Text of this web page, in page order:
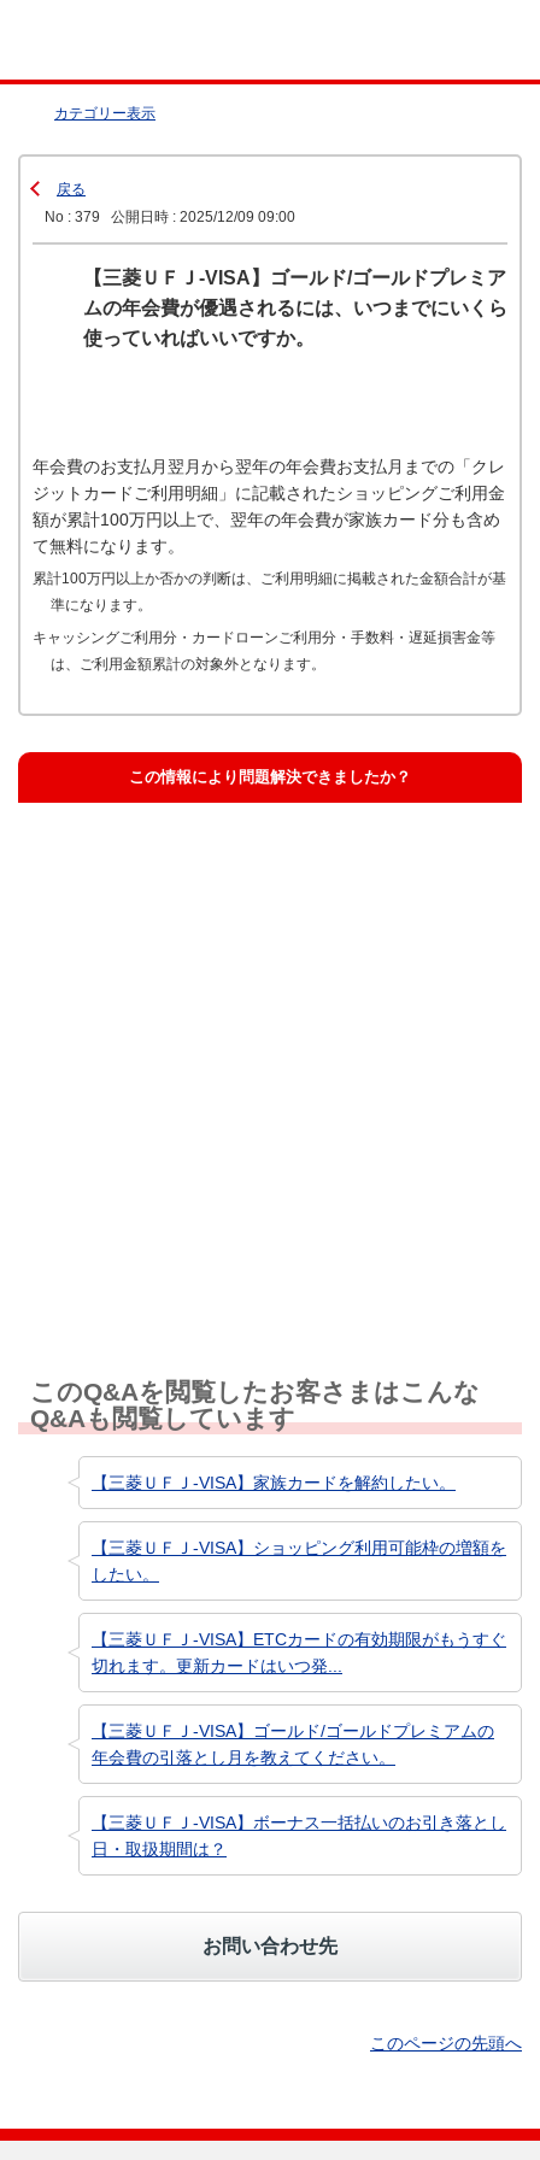
カテゴリー表示
戻る
No : 379
公開日時 : 2025/12/09 09:00
【三菱ＵＦＪ-VISA】ゴールド/ゴールドプレミア
ムの年会費が優遇されるには、いつまでにいくら
使っていればいいですか。
年会費のお支払月翌月から翌年の年会費お支払月までの「クレ
ジットカードご利用明細」に記載されたショッピングご利用金
額が累計100万円以上で、翌年の年会費が家族カード分も含め
て無料になります。
累計100万円以上か否かの判断は、ご利用明細に掲載された金額合計が基
準になります。
キャッシングご利用分・カードローンご利用分・手数料・遅延損害金等
は、ご利用金額累計の対象外となります。
この情報により問題解決できましたか？
このQ&Aを閲覧したお客さまはこんな
Q&Aも閲覧しています
【三菱ＵＦＪ-VISA】家族カードを解約したい。
【三菱ＵＦＪ-VISA】ショッピング利用可能枠の増額を
したい。
【三菱ＵＦＪ-VISA】ETCカードの有効期限がもうすぐ
切れます。更新カードはいつ発...
【三菱ＵＦＪ-VISA】ゴールド/ゴールドプレミアムの
年会費の引落とし月を教えてください。
【三菱ＵＦＪ-VISA】ボーナス一括払いのお引き落とし
日・取扱期間は？
お問い合わせ先
このページの先頭へ